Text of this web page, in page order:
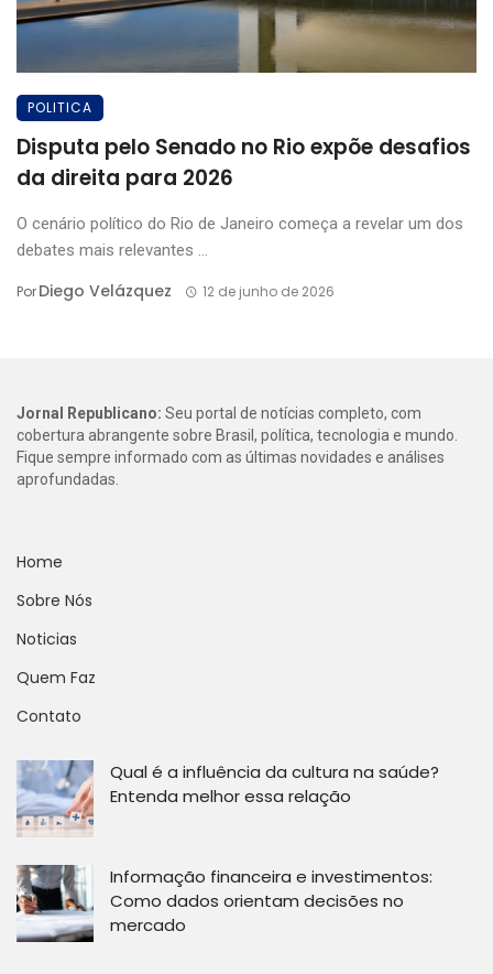
POLITICA
Disputa pelo Senado no Rio expõe desafios
da direita para 2026
O cenário político do Rio de Janeiro começa a revelar um dos
debates mais relevantes ...
PorDiego Velázquez 12 de junho de 2026
Jornal Republicano: Seu portal de notícias completo, com
cobertura abrangente sobre Brasil, política, tecnologia e mundo.
Fique sempre informado com as últimas novidades e análises
aprofundadas.
Home
Sobre Nós
Noticias
Quem Faz
Contato
Qual é a influência da cultura na saúde?
Entenda melhor essa relação
Informação financeira e investimentos:
Como dados orientam decisões no
mercado